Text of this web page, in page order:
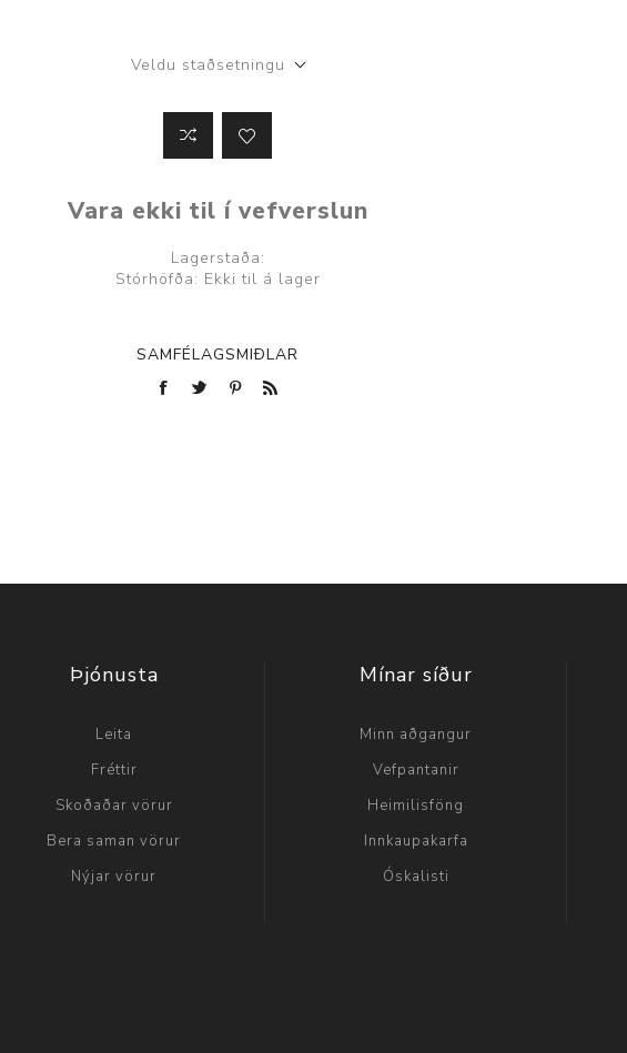
Veldu staðsetningu
Vara ekki til í vefverslun
Lagerstaða:
Stórhöfða: Ekki til á lager
SAMFÉLAGSMIÐLAR
Þjónusta
Leita
Fréttir
Skoðaðar vörur
Bera saman vörur
Nýjar vörur
Mínar síður
Minn aðgangur
Vefpantanir
Heimilisföng
Innkaupakarfa
Óskalisti